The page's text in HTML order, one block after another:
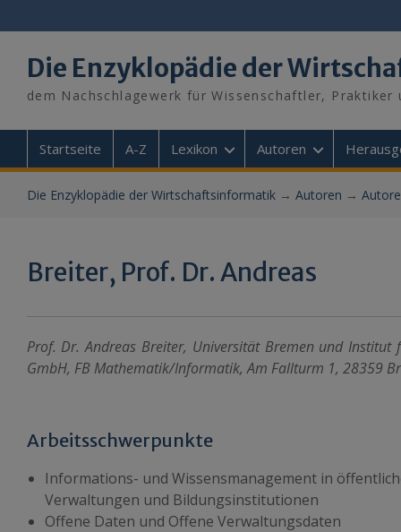
to
Die Enzyklopädie der
dem Nachschlagewerk für Wissenschaftler, Praktiker
Startseite A-Z Lexikon Autoren
Die Enzyklopädie der Wirtschaftsinformatik→ Autoren →
Breiter, Prof. Dr. Andreas
Prof. Dr. Andreas Breiter, Universität Bremen und
GmbH, FB Mathematik/Informatik, Am Fallturm 1, 28359
Arbeitsschwerpunkte
Informations- und Wissensmanagement in
Verwaltungen und Bildungsinstitutionen
Offene Daten und Offene Verwaltungsdaten